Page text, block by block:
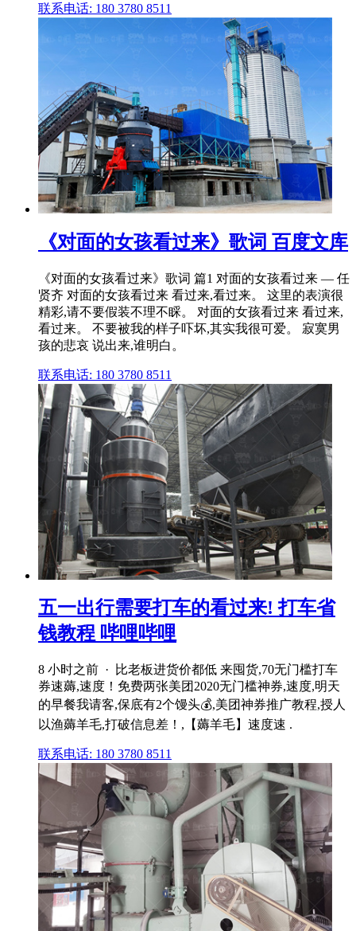
联系电话: 180 3780 8511
《对面的女孩看过来》歌词 百度文库
《对面的女孩看过来》歌词 篇1 对面的女孩看过来 — 任
贤齐 对面的女孩看过来 看过来,看过来。 这里的表演很
精彩,请不要假装不理不睬。 对面的女孩看过来 看过来,
看过来。 不要被我的样子吓坏,其实我很可爱。 寂寞男
孩的悲哀 说出来,谁明白。
联系电话: 180 3780 8511
五一出行需要打车的看过来! 打车省
钱教程 哔哩哔哩
8 小时之前 · 比老板进货价都低 来囤货,70无门槛打车
券速薅,速度！免费两张美团2020无门槛神券,速度,明天
的早餐我请客,保底有2个馒头💰,美团神券推广教程,授人
以渔薅羊毛,打破信息差！,【薅羊毛】速度速 .
联系电话: 180 3780 8511